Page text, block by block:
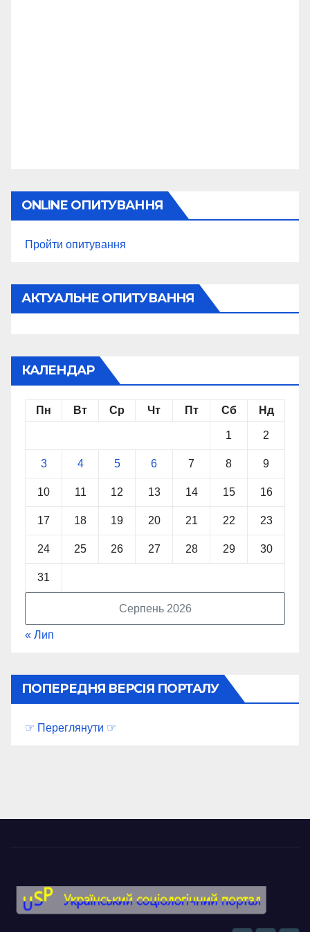
ONLINE ОПИТУВАННЯ
Пройти опитування
АКТУАЛЬНЕ ОПИТУВАННЯ
КАЛЕНДАР
Серпень 2026
Пн Вт Ср Чт Пт Сб Нд
1 2
3 4 5 6 7 8 9
10 11 12 13 14 15 16
17 18 19 20 21 22 23
24 25 26 27 28 29 30
31
« Лип
ПОПЕРЕДНЯ ВЕРСІЯ ПОРТАЛУ
☞ Переглянути ☞